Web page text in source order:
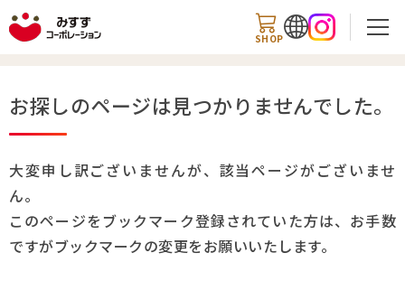
SHOP
商品情報
お探しのページは見つかりませんでした。
大変申し訳ございませんが、該当ページがございませ
ん。
このページをブックマーク登録されていた方は、お手数
ですがブックマークの変更をお願いいたします。